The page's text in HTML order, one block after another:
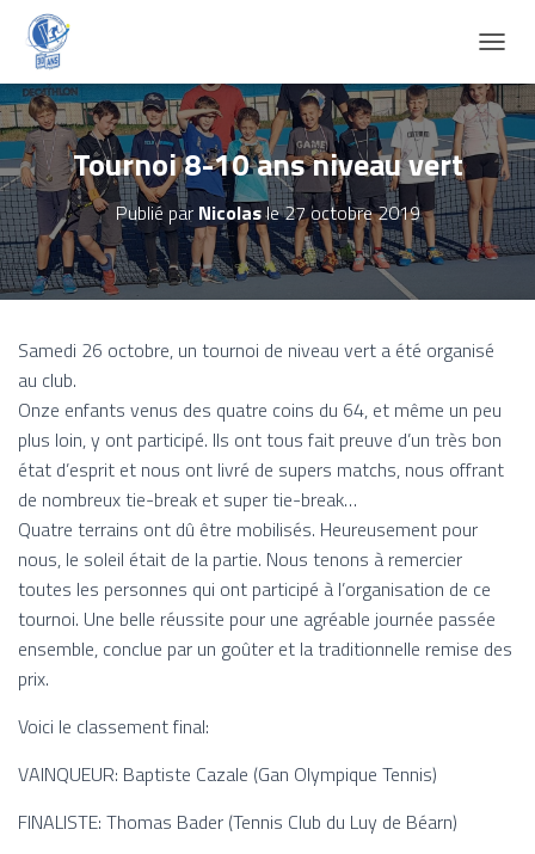
É
P
L
I
E
R
L
A
N
G
I
O
N
Tournoi 8-10 ans niveau vert
Publié par Nicolasle27 octobre 2019
Samedi 26 octobre, un tournoi de niveau vert a été organisé
au club.
Onze enfants venus des quatre coins du 64, et même un peu
plus loin, y ont participé. Ils ont tous fait preuve d’un très bon
état d’esprit et nous ont livré de supers matchs, nous offrant
de nombreux tie-break et super tie-break…
Quatre terrains ont dû être mobilisés. Heureusement pour
nous, le soleil était de la partie. Nous tenons à remercier
toutes les personnes qui ont participé à l’organisation de ce
tournoi. Une belle réussite pour une agréable journée passée
ensemble, conclue par un goûter et la traditionnelle remise des
prix.
Voici le classement final:
VAINQUEUR: Baptiste Cazale (Gan Olympique Tennis)
FINALISTE: Thomas Bader (Tennis Club du Luy de Béarn)